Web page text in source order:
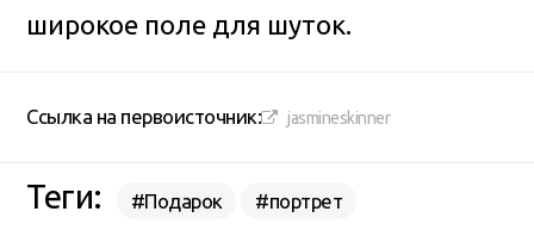
широкое поле для шуток.
Ссылка на первоисточник: jasmineskinner
Теги: #Подарок #портрет